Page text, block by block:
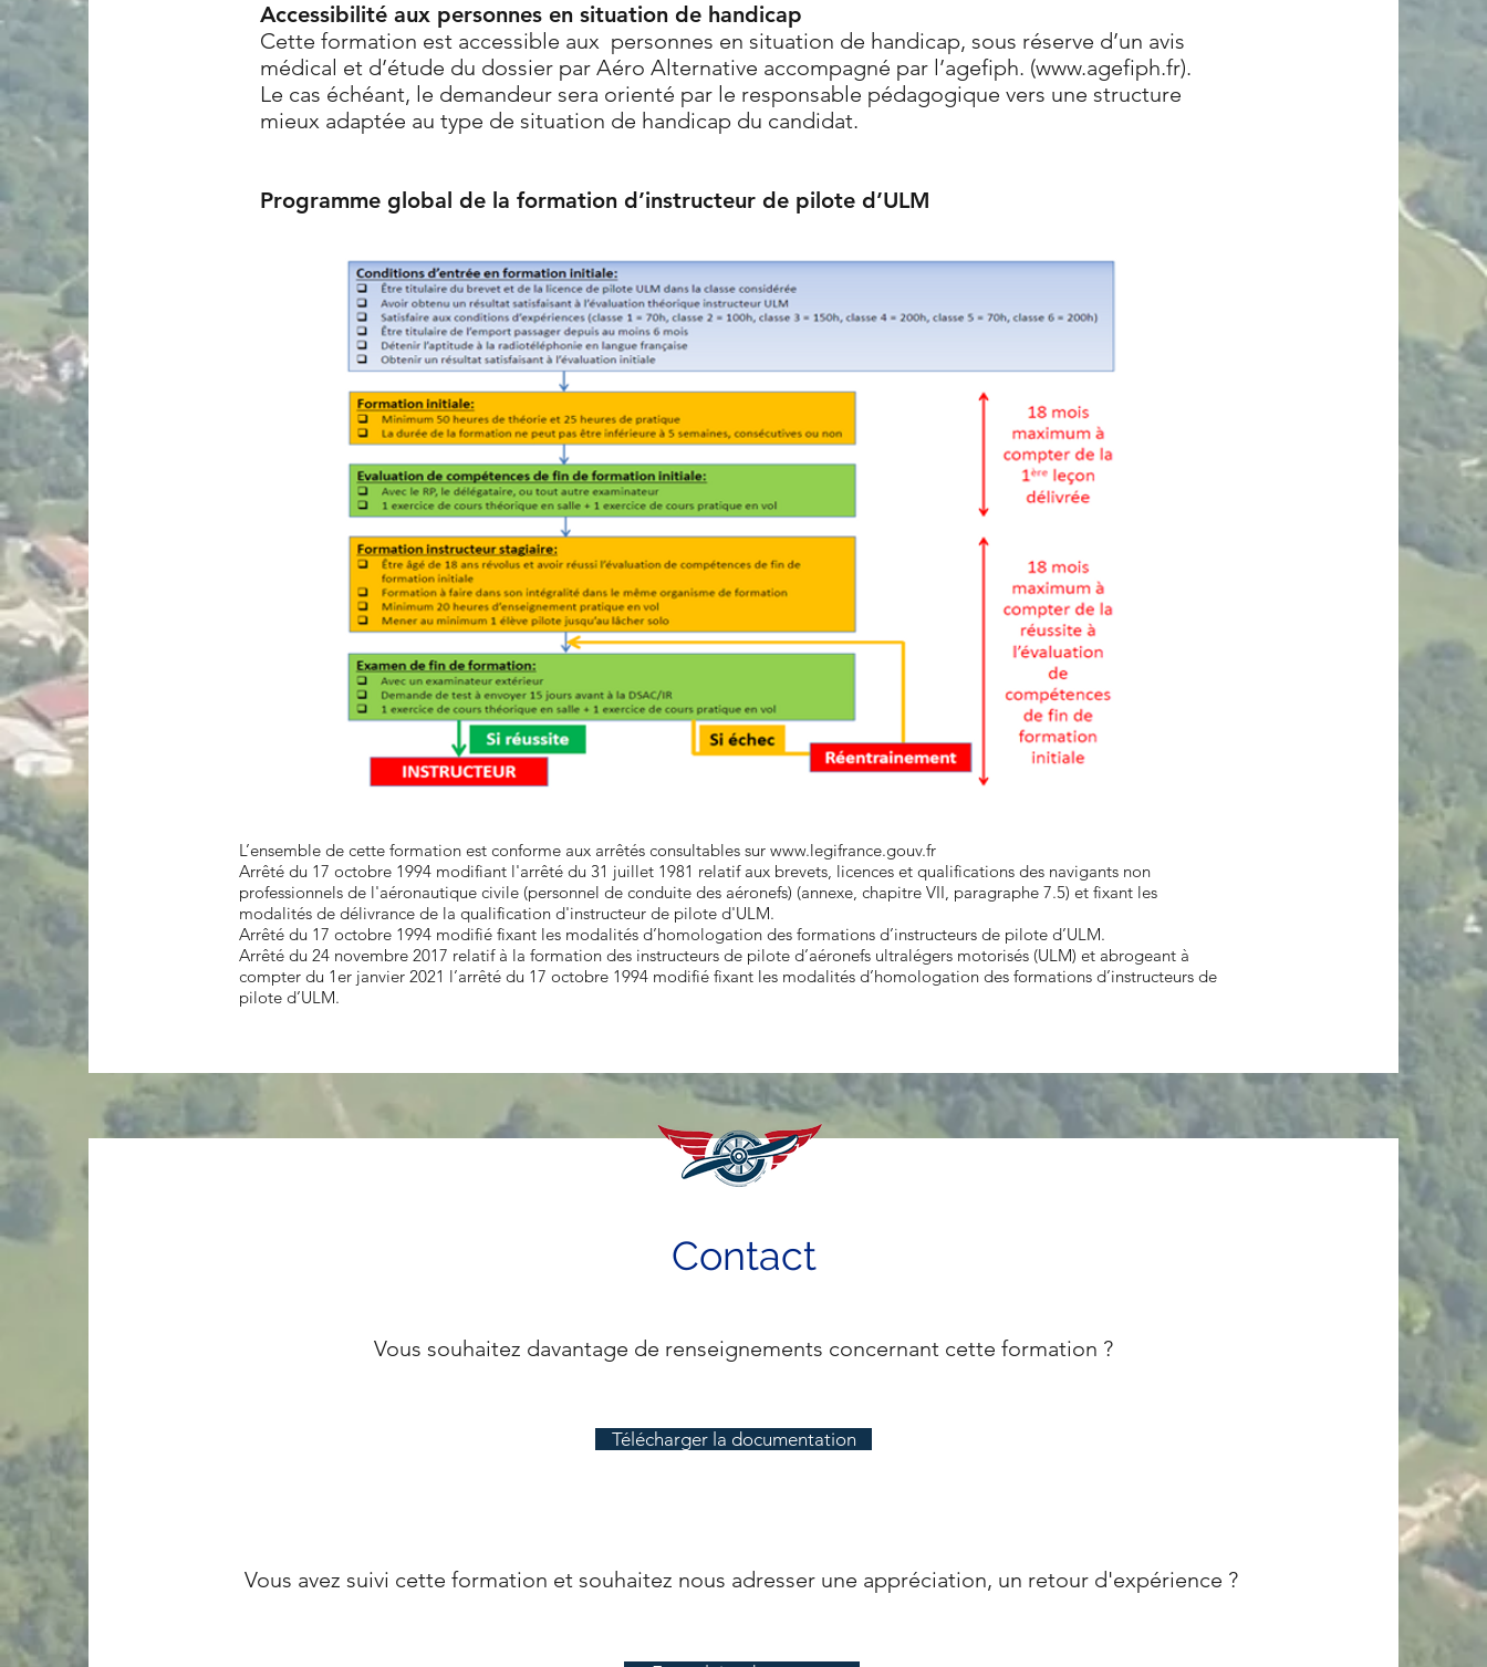
Accessibilité aux personnes en situation de handicap
Cette formation est accessible aux personnes en situation de handicap, sous réserve d’un avis
médical et d’étude du dossier par Aéro Alternative accompagné par l’agefiph. (www.agefiph.fr).
Le cas échéant, le demandeur sera orienté par le responsable pédagogique vers une structure
mieux adaptée au type de situation de handicap du candidat.
Programme global de la formation d’instructeur de pilote d’ULM
L’ensemble de cette formation est conforme aux arrêtés consultables sur www.legifrance.gouv.fr
Arrêté du 17 octobre 1994 modifiant l'arrêté du 31 juillet 1981 relatif aux brevets, licences et qualifications des navigants non
professionnels de l'aéronautique civile (personnel de conduite des aéronefs) (annexe, chapitre VII, paragraphe 7.5) et fixant les
modalités de délivrance de la qualification d'instructeur de pilote d'ULM.
Arrêté du 17 octobre 1994 modifié fixant les modalités d’homologation des formations d’instructeurs de pilote d’ULM.
Arrêté du 24 novembre 2017 relatif à la formation des instructeurs de pilote d’aéronefs ultralégers motorisés (ULM) et abrogeant à
compter du 1er janvier 2021 l’arrêté du 17 octobre 1994 modifié fixant les modalités d’homologation des formations d’instructeurs de
pilote d’ULM.
Contact
Vous souhaitez davantage de renseignements concernant cette formation ?
Télécharger la documentation
Vous avez suivi cette formation et souhaitez nous adresser une appréciation, un retour d'expérience ?